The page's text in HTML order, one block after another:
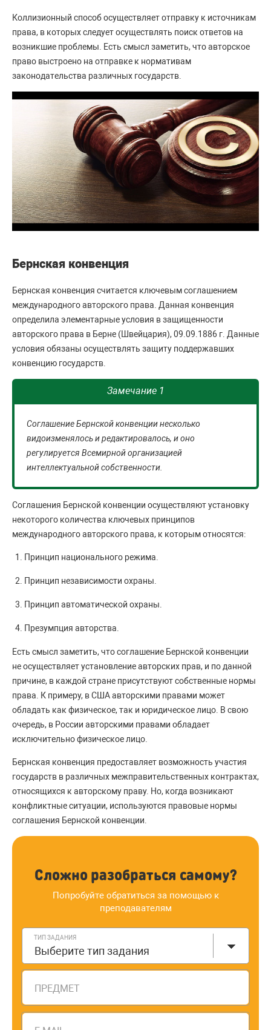
Коллизионный способ осуществляет отправку к источникам
права, в которых следует осуществлять поиск ответов на
возникшие проблемы. Есть смысл заметить, что авторское
право выстроено на отправке к нормативам
законодательства различных государств.
Бернская конвенция
Бернская конвенция считается ключевым соглашением
международного авторского права. Данная конвенция
определила элементарные условия в защищенности
авторского права в Берне (Швейцария), 09.09.1886 г. Данные
условия обязаны осуществлять защиту поддержавших
конвенцию государств.
Замечание 1
Соглашение Бернской конвенции несколько
видоизменялось и редактировалось, и оно
регулируется Всемирной организацией
интеллектуальной собственности.
Соглашения Бернской конвенции осуществляют установку
некоторого количества ключевых принципов
международного авторского права, к которым относятся:
Принцип национального режима.
Принцип независимости охраны.
Принцип автоматической охраны.
Презумпция авторства.
Есть смысл заметить, что соглашение Бернской конвенции
не осуществляет установление авторских прав, и по данной
причине, в каждой стране присутствуют собственные нормы
права. К примеру, в США авторскими правами может
обладать как физическое, так и юридическое лицо. В свою
очередь, в России авторскими правами обладает
исключительно физическое лицо.
Бернская конвенция предоставляет возможность участия
государств в различных межправительственных контрактах,
относящихся к авторскому праву. Но, когда возникают
конфликтные ситуации, используются правовые нормы
соглашения Бернской конвенции.
Сложно разобраться самому?
Попробуйте обратиться за помощью к
преподавателям
ТИП ЗАДАНИЯ
Выберите тип задания
ПРЕДМЕТ